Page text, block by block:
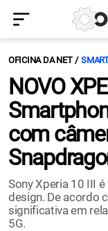
OFICINA DA NET
NOVO
com
Sony Xperia 10 III
design. De acordo
significativa em
5G.